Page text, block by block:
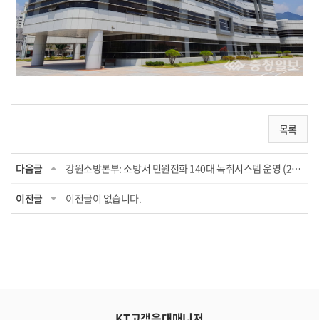
목록
다음글 강원소방본부: 소방서 민원전화 140대 녹취시스템 운영 (21.11.23)
이전글 이전글이 없습니다.